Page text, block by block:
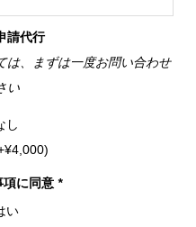
請代行
は、まずは一度お問い合わせ
い
し
¥4,000)
項に同意 *
い